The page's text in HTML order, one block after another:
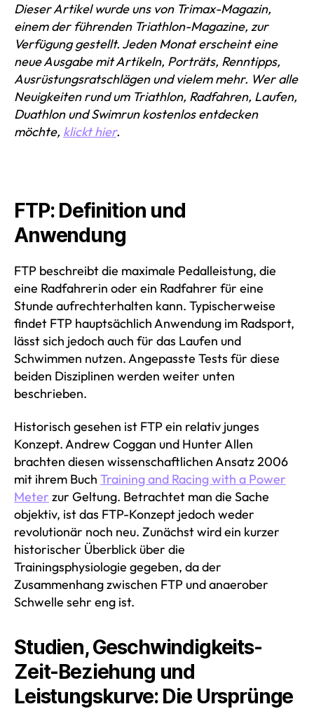
Dieser Artikel wurde uns von Trimax-Magazin,
einem der führenden Triathlon-Magazine, zur
Verfügung gestellt. Jeden Monat erscheint eine
neue Ausgabe mit Artikeln, Porträts, Renntipps,
Ausrüstungsratschlägen und vielem mehr. Wer alle
Neuigkeiten rund um Triathlon, Radfahren, Laufen,
Duathlon und Swimrun kostenlos entdecken
möchte, klickt hier.
FTP: Definition und
Anwendung
FTP beschreibt die maximale Pedalleistung, die
eine Radfahrerin oder ein Radfahrer für eine
Stunde aufrechterhalten kann. Typischerweise
findet FTP hauptsächlich Anwendung im Radsport,
lässt sich jedoch auch für das Laufen und
Schwimmen nutzen. Angepasste Tests für diese
beiden Disziplinen werden weiter unten
beschrieben.
Historisch gesehen ist FTP ein relativ junges
Konzept. Andrew Coggan und Hunter Allen
brachten diesen wissenschaftlichen Ansatz 2006
mit ihrem Buch Training and Racing with a Power
Meter zur Geltung. Betrachtet man die Sache
objektiv, ist das FTP-Konzept jedoch weder
revolutionär noch neu. Zunächst wird ein kurzer
historischer Überblick über die
Trainingsphysiologie gegeben, da der
Zusammenhang zwischen FTP und anaerober
Schwelle sehr eng ist.
Studien, Geschwindigkeits-
Zeit-Beziehung und
Leistungskurve: Die Ursprünge